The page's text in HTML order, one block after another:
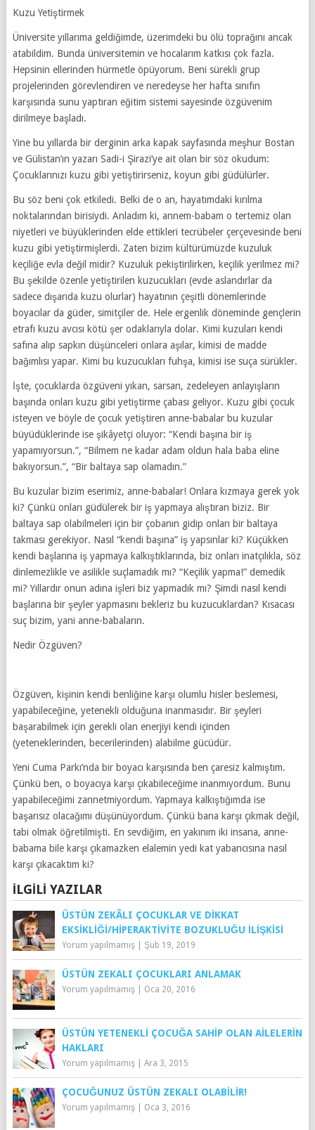
Kuzu Yetiştirmek
Üniversite yıllarıma geldiğimde, üzerimdeki bu ölü toprağını ancak
atabildim. Bunda üniversitemin ve hocalarım katkısı çok fazla.
Hepsinin ellerinden hürmetle öpüyorum. Beni sürekli grup
projelerinden görevlendiren ve neredeyse her hafta sınıfın
karşısında sunu yaptıran eğitim sistemi sayesinde özgüvenim
dirilmeye başladı.
Yine bu yıllarda bir derginin arka kapak sayfasında meşhur Bostan
ve Gülistan’ın yazarı Sadi-i Şirazi’ye ait olan bir söz okudum:
Çocuklarınızı kuzu gibi yetiştirirseniz, koyun gibi güdülürler.
Bu söz beni çok etkiledi. Belki de o an, hayatımdaki kırılma
noktalarından birisiydi. Anladım ki, annem-babam o tertemiz olan
niyetleri ve büyüklerinden elde ettikleri tecrübeler çerçevesinde beni
kuzu gibi yetiştirmişlerdi. Zaten bizim kültürümüzde kuzuluk
keçiliğe evla değil midir? Kuzuluk pekiştirilirken, keçilik yerilmez mi?
Bu şekilde özenle yetiştirilen kuzucukları (evde aslandırlar da
sadece dışarıda kuzu olurlar) hayatının çeşitli dönemlerinde
boyacılar da güder, simitçiler de. Hele ergenlik döneminde gençlerin
etrafı kuzu avcısı kötü şer odaklarıyla dolar. Kimi kuzuları kendi
safına alıp sapkın düşünceleri onlara aşılar, kimisi de madde
bağımlısı yapar. Kimi bu kuzucukları fuhşa, kimisi ise suça sürükler.
İşte, çocuklarda özgüveni yıkan, sarsan, zedeleyen anlayışların
başında onları kuzu gibi yetiştirme çabası geliyor. Kuzu gibi çocuk
isteyen ve böyle de çocuk yetiştiren anne-babalar bu kuzular
büyüdüklerinde ise şikâyetçi oluyor: “Kendi başına bir iş
yapamıyorsun.”, “Bilmem ne kadar adam oldun hala baba eline
bakıyorsun.”, “Bir baltaya sap olamadın.”
Bu kuzular bizim eserimiz, anne-babalar! Onlara kızmaya gerek yok
ki? Çünkü onları güdülerek bir iş yapmaya alıştıran biziz. Bir
baltaya sap olabilmeleri için bir çobanın gidip onları bir baltaya
takması gerekiyor. Nasıl “kendi başına” iş yapsınlar ki? Küçükken
kendi başlarına iş yapmaya kalkıştıklarında, biz onları inatçılıkla, söz
dinlemezlikle ve asilikle suçlamadık mı? “Keçilik yapma!” demedik
mi? Yıllardır onun adına işleri biz yapmadık mı? Şimdi nasıl kendi
başlarına bir şeyler yapmasını bekleriz bu kuzucuklardan? Kısacası
suç bizim, yani anne-babaların.
Nedir Özgüven?
Özgüven, kişinin kendi benliğine karşı olumlu hisler beslemesi,
yapabileceğine, yetenekli olduğuna inanmasıdır. Bir şeyleri
başarabilmek için gerekli olan enerjiyi kendi içinden
(yeteneklerinden, becerilerinden) alabilme gücüdür.
Yeni Cuma Parkı’nda bir boyacı karşısında ben çaresiz kalmıştım.
Çünkü ben, o boyacıya karşı çıkabileceğime inanmıyordum. Bunu
yapabileceğimi zannetmiyordum. Yapmaya kalkıştığımda ise
başarısız olacağımı düşünüyordum. Çünkü bana karşı çıkmak değil,
tabi olmak öğretilmişti. En sevdiğim, en yakınım iki insana, anne-
babama bile karşı çıkamazken elalemin yedi kat yabancısına nasıl
karşı çıkacaktım ki?
İLGILI YAZILAR
ÜSTÜN ZEKÂLI ÇOCUKLAR VE DIKKAT
EKSIKLIĞI/HIPERAKTIVITE BOZUKLUĞU İLIŞKISI
Yorum yapılmamış| Şub 19, 2019
ÜSTÜN ZEKALI ÇOCUKLARI ANLAMAK
Yorum yapılmamış| Oca 20, 2016
ÜSTÜN YETENEKLI ÇOCUĞA SAHIP OLAN AILELERIN
HAKLARI
Yorum yapılmamış| Ara 3, 2015
ÇOCUĞUNUZ ÜSTÜN ZEKALI OLABILIR!
Yorum yapılmamış| Oca 3, 2016